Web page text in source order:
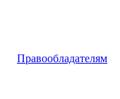
Правообладателям